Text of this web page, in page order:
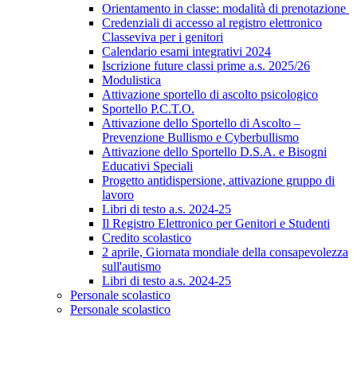
Orientamento in classe: modalità di prenotazione
Credenziali di accesso al registro elettronico
Classeviva per i genitori
Calendario esami integrativi 2024
Iscrizione future classi prime a.s. 2025/26
Modulistica
Attivazione sportello di ascolto psicologico
Sportello P.C.T.O.
Attivazione dello Sportello di Ascolto –
Prevenzione Bullismo e Cyberbullismo
Attivazione dello Sportello D.S.A. e Bisogni
Educativi Speciali
Progetto antidispersione, attivazione gruppo di
lavoro
Libri di testo a.s. 2024-25
Il Registro Elettronico per Genitori e Studenti
Credito scolastico
2 aprile, Giornata mondiale della consapevolezza
sull'autismo
Libri di testo a.s. 2024-25
Personale scolastico
Personale scolastico